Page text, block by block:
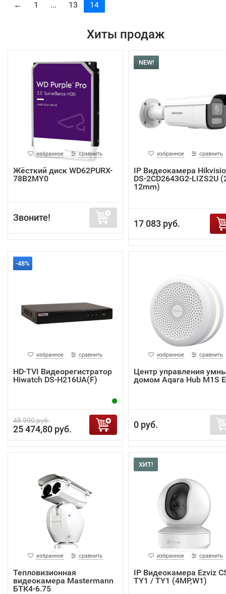
← 1 ... 13 14
Хиты продаж
избранное сравнить
Жёсткий диск WD62PURX-
78B2MY0
Звоните!
NEW!
избранное сравнить
IP Видеокамера
DS-2CD2643G2-LIZS2U
12mm)
17 083 руб.
-48%
избранное сравнить
HD-TVI Видеорегистратор
Hiwatch DS-H216UA(F)
48 990 руб.
25 474,80 руб.
избранное сравнить
Центр управления
домом Aqara Hub M1S
0 руб.
избранное сравнить
Тепловизионная
видеокамера Mastermann
БТК4-6.75
ХИТ!
избранное сравнить
IP Видеокамера Ezviz
TY1 / TY1 (4MP,W1)